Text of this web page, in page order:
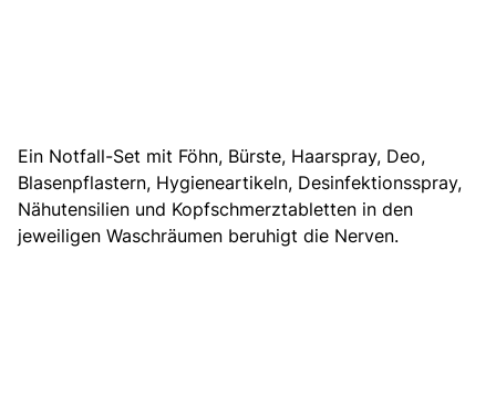
Ein Notfall-Set mit Föhn, Bürste, Haarspray, Deo,
Blasenpflastern, Hygieneartikeln, Desinfektionsspray,
Nähutensilien und Kopfschmerztabletten in den
jeweiligen Waschräumen beruhigt die Nerven.